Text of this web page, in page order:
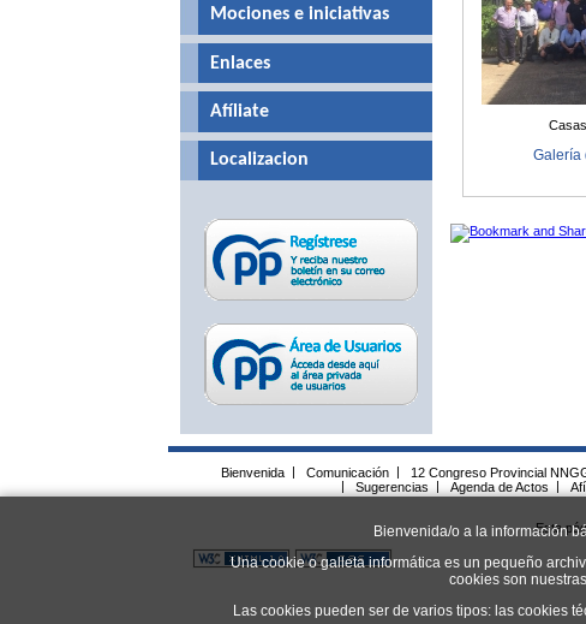
Bienvenida/o a la información
Una cookie o galleta informática es un pequeño
cookies son
Las cookies pueden ser de varios tipos: las cookies
Galería
Mociones e iniciativas
Enlaces
Afíliate
Localizacion
Bienvenida Comunicación 12 Congreso Provincial
Sugerencias Agenda de Actos
Esta